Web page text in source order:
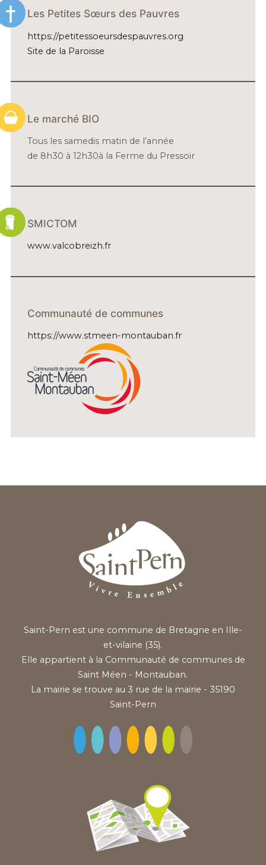
Les Petites Sœurs des Pauvres
https://petitessoeursdespauvres.org
Site de la Paroisse
Le marché BIO
Tous les samedis matin de l’année
de 8h30 à 12h30à la Ferme du Pressoir
SMICTOM
www.valcobreizh.fr
Communauté de communes
https://www.stmeen-montauban.fr
Saint-Pern est une commune de Bretagne en Ille-
et-vilaine (35).
Elle appartient à la Communauté de communes de
Saint Méen - Montauban.
La mairie se trouve au 3 rue de la mairie - 35190
Saint-Pern